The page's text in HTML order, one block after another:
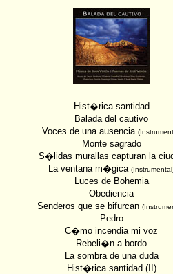
Hist�rica santidad
Balada del cautivo
Voces de una ausencia
Monte sagrado
S�lidas murallas capturan la
La ventana m�gica
Luces de Bohemia
Obediencia
Senderos que se bifurcan
Pedro
C�mo incendia mi voz
Rebeli�n a bordo
La sombra de una duda
Hist�rica santidad (II)